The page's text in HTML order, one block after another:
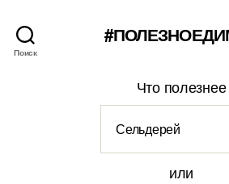
Поиск
Что полезнее
или